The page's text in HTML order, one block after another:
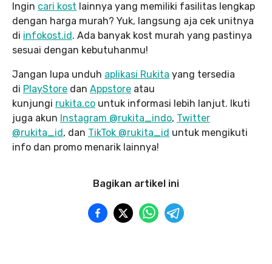
Ingin cari kost lainnya yang memiliki fasilitas lengkap
dengan harga murah? Yuk, langsung aja cek unitnya
di infokost.id . Ada banyak kost murah yang pastinya
sesuai dengan kebutuhanmu!
Jangan lupa unduh aplikasi Rukita yang tersedia
di PlayStore dan Appstore atau
kunjungi rukita.co untuk informasi lebih lanjut. Ikuti
juga akun Instagram @rukita_indo, Twitter
@rukita_id , dan TikTok @rukita_id untuk mengikuti
info dan promo menarik lainnya!
Bagikan artikel ini